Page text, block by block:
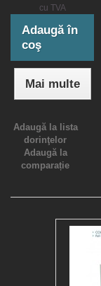
cu TVA
Adaugă în
coş
Mai multe
Adaugă la lista
dorinţelor
Adaugă la
comparație